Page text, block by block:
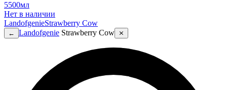
5500мл
Нет в наличии
LandofgenieStrawberry Cow
← Landofgenie Strawberry Cow ⨯